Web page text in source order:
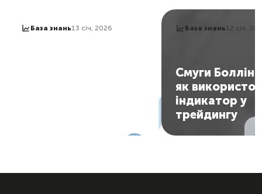
База знань13 січ, 2026 База знань12 січ,
Смуги
як
індикатор у
трейдингу